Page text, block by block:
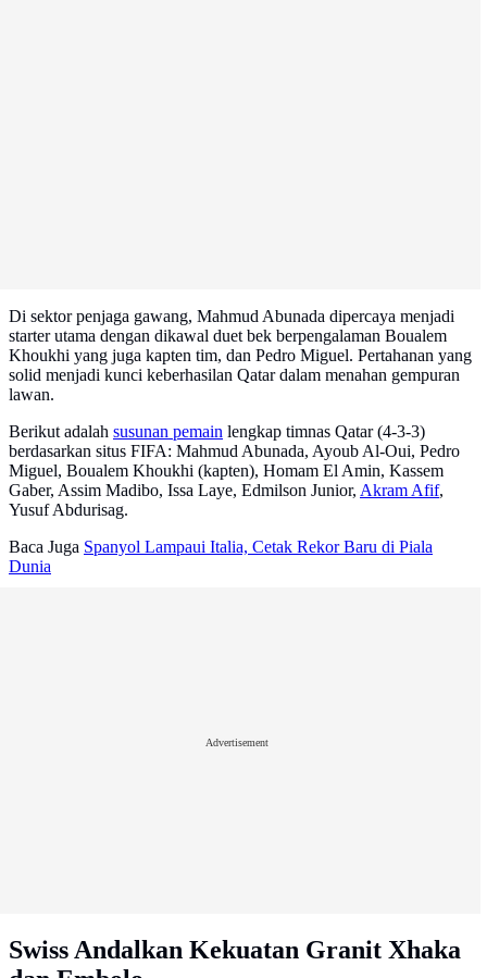
Di sektor penjaga gawang, Mahmud Abunada dipercaya menjadi
starter utama dengan dikawal duet bek berpengalaman Boualem
Khoukhi yang juga kapten tim, dan Pedro Miguel. Pertahanan yang
solid menjadi kunci keberhasilan Qatar dalam menahan gempuran
lawan.
Berikut adalah susunan pemain lengkap timnas Qatar (4-3-3)
berdasarkan situs FIFA: Mahmud Abunada, Ayoub Al-Oui, Pedro
Miguel, Boualem Khoukhi (kapten), Homam El Amin, Kassem
Gaber, Assim Madibo, Issa Laye, Edmilson Junior, Akram Afif,
Yusuf Abdurisag.
Baca Juga Spanyol Lampaui Italia, Cetak Rekor Baru di Piala
Dunia
Advertisement
Swiss Andalkan Kekuatan Granit Xhaka